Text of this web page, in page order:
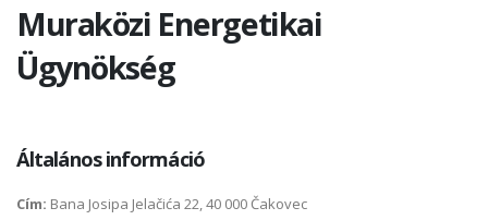
Muraközi Energetikai
Ügynökség
Általános információ
Cím: Bana Josipa Jelačića 22, 40 000 Čakovec